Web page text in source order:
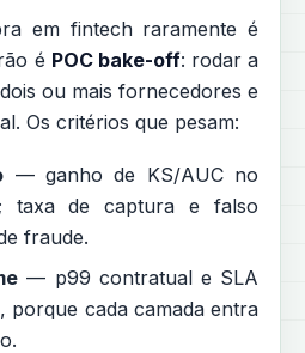
em fintech raramente é
é POC bake-off: rodar a
ou mais fornecedores e
Os critérios que pesam:
— ganho de KS/AUC no
taxa de captura e falso
fraude.
— p99 contratual e SLA
porque cada camada entra